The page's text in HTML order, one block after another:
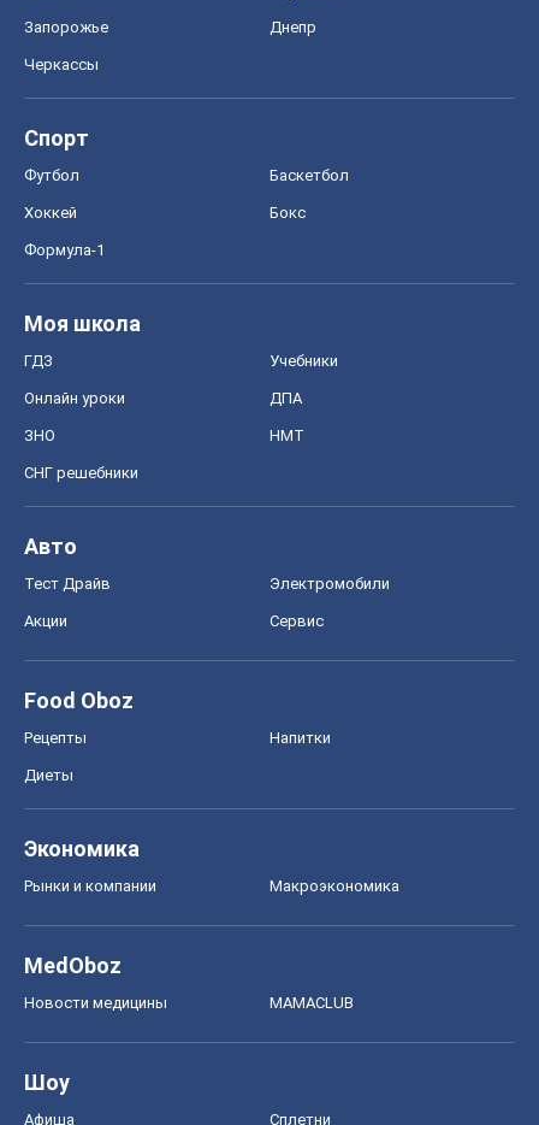
Запорожье Днепр
Черкассы
Спорт
Футбол Баскетбол
Хоккей Бокс
Формула-1
Моя школа
ГДЗ Учебники
Онлайн уроки ДПА
ЗНО НМТ
СНГ решебники
Авто
Тест Драйв Электромобили
Акции Сервис
Food Oboz
Рецепты Напитки
Диеты
Экономика
Рынки и компании Mакроэкономика
MedOboz
Новости медицины MAMACLUB
Шоу
Афиша Сплетни